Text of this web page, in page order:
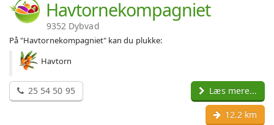
Havtornekompagniet
9352 Dybvad
På "Havtornekompagniet" kan du plukke:
Havtorn
25 54 50 95 Læs mere...
12.2 km